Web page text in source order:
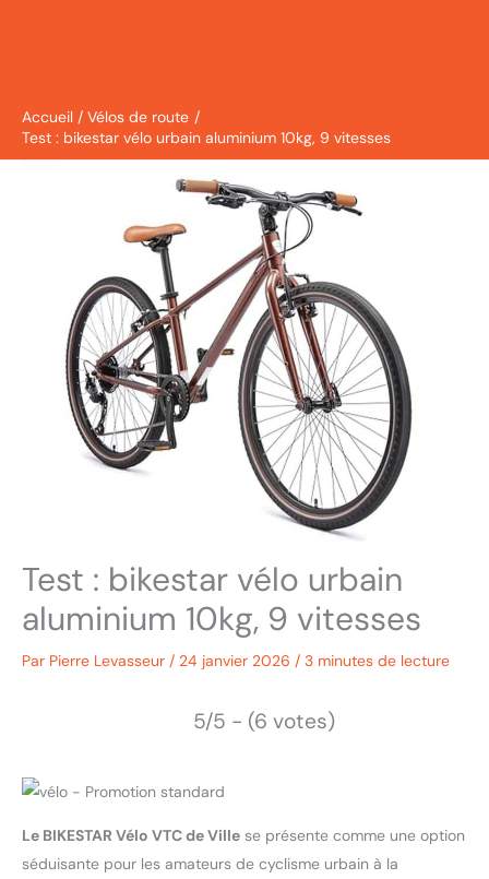
Accueil
Vélos de route
Test : bikestar vélo urbain aluminium 10kg, 9 vitesses
Test : bikestar vélo urbain
aluminium 10kg, 9 vitesses
Par Pierre Levasseur / 24 janvier 2026 / 3 minutes de lecture
5/5 - (6 votes)
Le BIKESTAR Vélo VTC de Ville se présente comme une option
séduisante pour les amateurs de cyclisme urbain à la